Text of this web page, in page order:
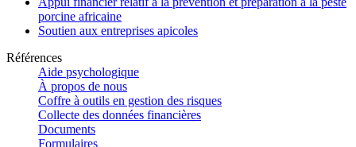
porcine africaine
Soutien aux entreprises apicoles
Références
Aide psychologique
À propos de nous
Coffre à outils en gestion des risques
Collecte des données financières
Documents
Formulaires